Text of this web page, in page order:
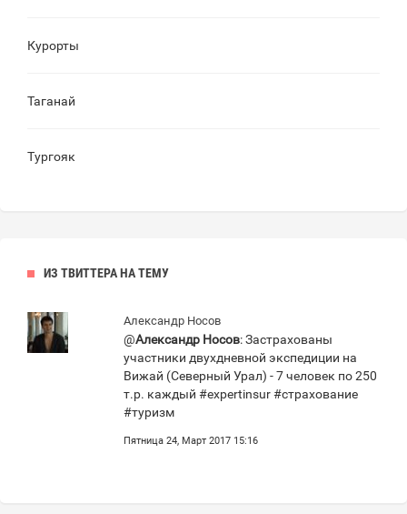
Курорты
Таганай
Тургояк
ИЗ ТВИТТЕРА НА ТЕМУ
Александр Носов
@Александр Носов: Застрахованы
участники двухдневной экспедиции на
Вижай (Северный Урал) - 7 человек по 250
т.р. каждый #expertinsur #страхование
#туризм
Пятница 24, Март 2017 15:16